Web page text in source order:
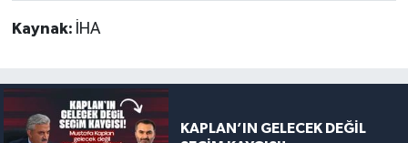
Kaynak: İHA
KAPLAN’IN GELECEK DEĞİL